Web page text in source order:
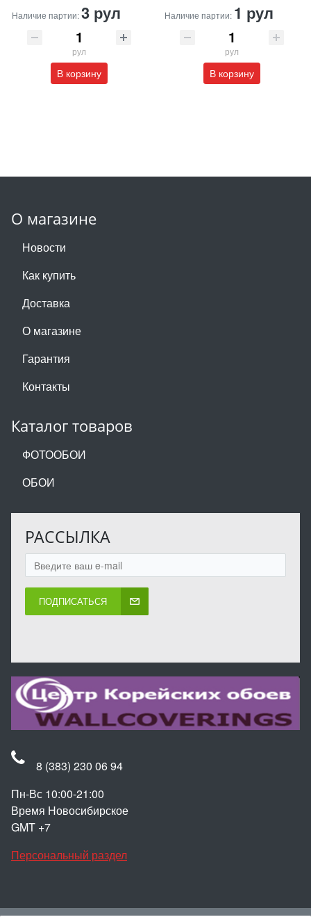
Наличие партии:3 рул
рул
В корзину
Наличие партии: 1 рул
рул
В корзину
О магазине
Новости
Как купить
Доставка
О магазине
Гарантия
Контакты
Каталог товаров
ФОТООБОИ
ОБОИ
РАССЫЛКА
ПОДПИСАТЬСЯ
8 (383) 230 06 94
Пн-Вс 10:00-21:00
Время Новосибирское
GMT +7
Персональный раздел